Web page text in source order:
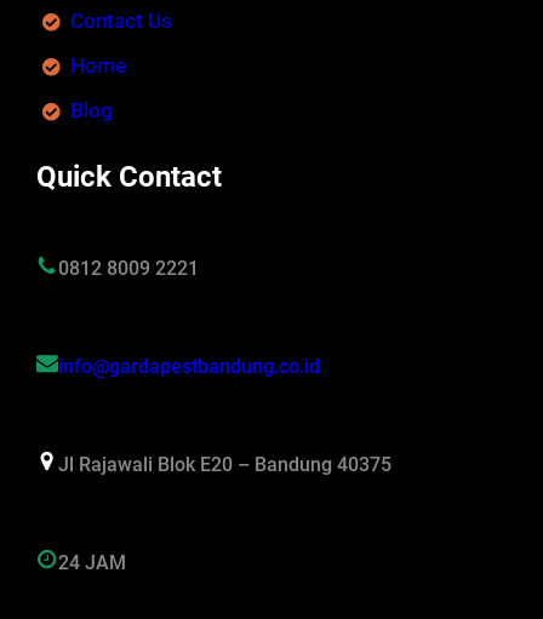
Contact Us
Home
Blog
Quick Contact
0812 8009 2221
info@gardapestbandung.co.id
Jl Rajawali Blok E20 – Bandung 40375
24 JAM